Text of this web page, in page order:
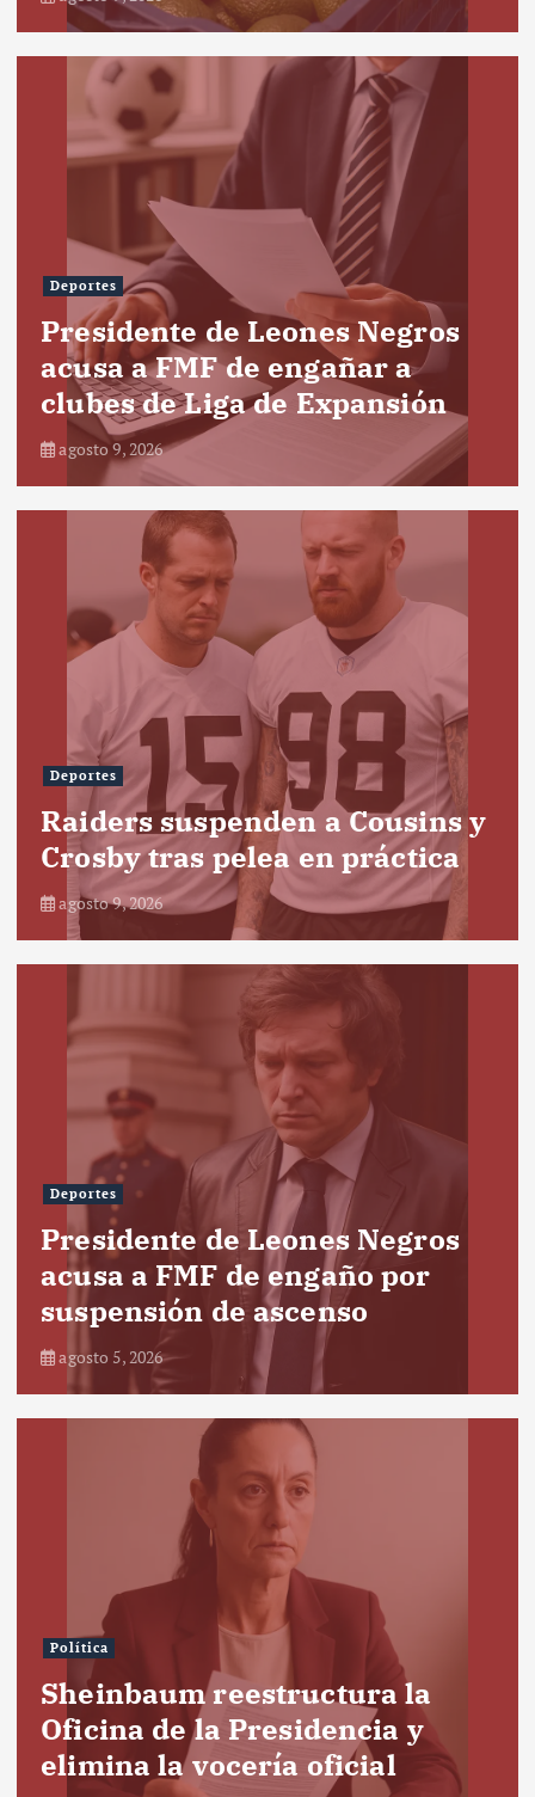
Deportes
Presidente de Leones Negros
acusa a FMF de engañar a
clubes de Liga de Expansión
agosto 9, 2026
Deportes
Raiders suspenden a Cousins y
Crosby tras pelea en práctica
agosto 9, 2026
Deportes
Presidente de Leones Negros
acusa a FMF de engaño por
suspensión de ascenso
agosto 5, 2026
Política
Sheinbaum reestructura la
Oficina de la Presidencia y
elimina la vocería oficial